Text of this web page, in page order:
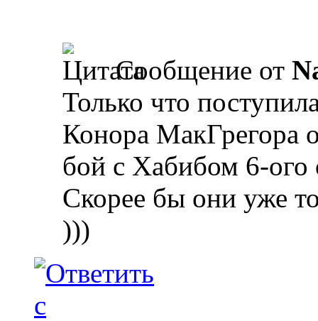
Сообщение от
Только что
Конора МакГрегора
бой с Хабибом 6-ого
Скорее бы они уже
)))